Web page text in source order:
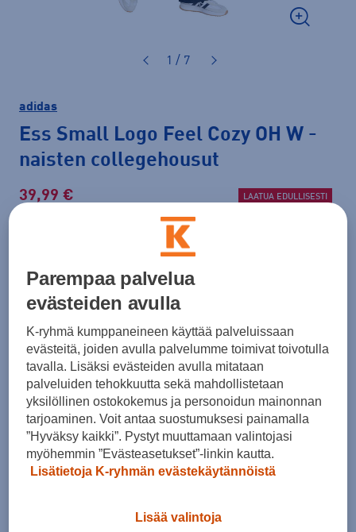
1 / 7
adidas
Ess Small Logo Feel Cozy OH W -
naisten collegehousut
39,99 €
Lisätietoa
LAATUA EDULLISESTI
Musta
Koko
XXS XS S / Tall S M M / Tall L / Tall
L XL / Tall XL XXL / Tall
Kokotaulukko
Parempaa palvelua
evästeiden avulla
K-ryhmä kumppaneineen käyttää palveluissaan
evästeitä, joiden avulla palvelumme toimivat toivotulla
tavalla. Lisäksi evästeiden avulla mitataan
palveluiden tehokkuutta sekä mahdollistetaan
yksilöllinen ostokokemus ja personoidun mainonnan
tarjoaminen. Voit antaa suostumuksesi painamalla
”Hyväksy kaikki”. Pystyt muuttamaan valintojasi
myöhemmin ”Evästeasetukset”-linkin kautta.
Lisätietoja K-ryhmän evästekäytännöistä
Lisää valintoja